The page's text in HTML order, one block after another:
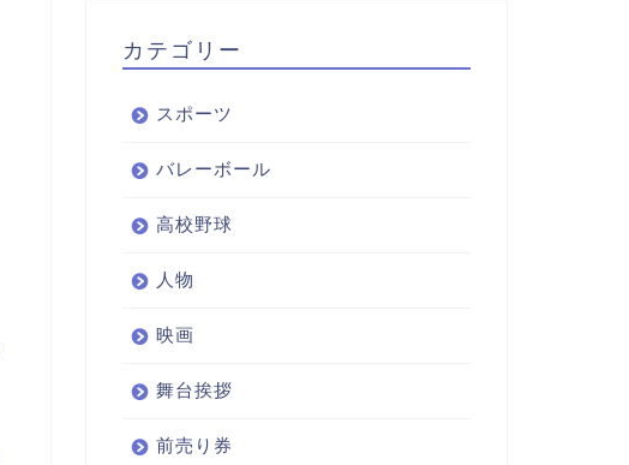
カテゴリー
スポーツ
バレーボール
高校野球
人物
映画
舞台挨拶
前売り券